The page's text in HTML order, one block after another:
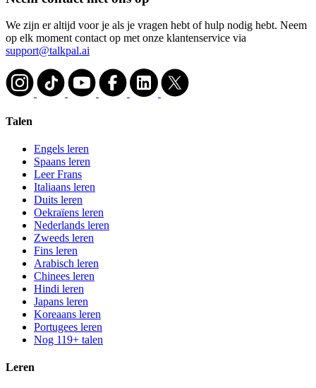
We zijn er altijd voor je als je vragen hebt of hulp nodig hebt. Neem
op elk moment contact op met onze klantenservice via
support@talkpal.ai
Talen
Engels leren
Spaans leren
Leer Frans
Italiaans leren
Duits leren
Oekraïens leren
Nederlands leren
Zweeds leren
Fins leren
Arabisch leren
Chinees leren
Hindi leren
Japans leren
Koreaans leren
Portugees leren
Nog 119+ talen
Leren